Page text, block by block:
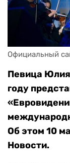
Официальный
Певица
году
Об этом 10
Новости.